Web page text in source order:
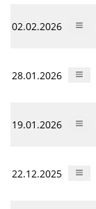
02.02.2026
28.01.2026
19.01.2026
22.12.2025